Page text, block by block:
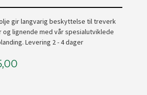
gir langvarig beskyttelse til treverk
og lignende med vår spesialutviklede
Levering 2 - 4 dager